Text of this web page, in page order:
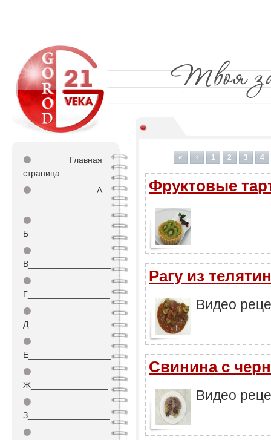
⚫
Главная
страница
⚫
А
⚫
Б_________________
⚫
В_________________
⚫
Г_________________
⚫
Д_________________
⚫
Е_________________
⚫
Ж________________
⚫
З_________________
⚫
« ‹ 1 2 3 4
Фруктовые
Рагу из
Видео
Свинина с
Видео